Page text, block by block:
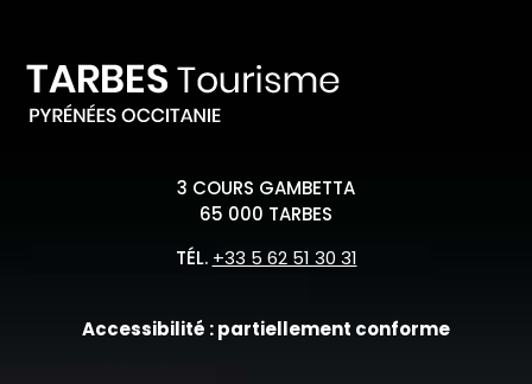
3 COURS GAMBETTA
65 000 TARBES
TÉL. +33 5 62 51 30 31
Accessibilité : partiellement conforme